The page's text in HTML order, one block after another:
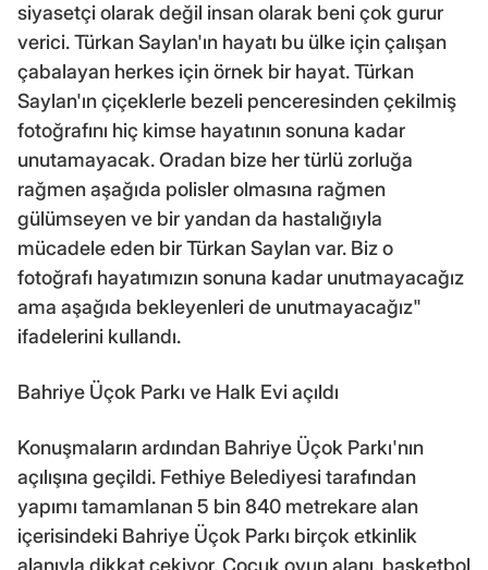
siyasetçi olarak değil insan olarak beni çok gurur
verici. Türkan Saylan'ın hayatı bu ülke için çalışan
çabalayan herkes için örnek bir hayat. Türkan
Saylan'ın çiçeklerle bezeli penceresinden çekilmiş
fotoğrafını hiç kimse hayatının sonuna kadar
unutamayacak. Oradan bize her türlü zorluğa
rağmen aşağıda polisler olmasına rağmen
gülümseyen ve bir yandan da hastalığıyla
mücadele eden bir Türkan Saylan var. Biz o
fotoğrafı hayatımızın sonuna kadar unutmayacağız
ama aşağıda bekleyenleri de unutmayacağız"
ifadelerini kullandı.
Bahriye Üçok Parkı ve Halk Evi açıldı
Konuşmaların ardından Bahriye Üçok Parkı'nın
açılışına geçildi. Fethiye Belediyesi tarafından
yapımı tamamlanan 5 bin 840 metrekare alan
içerisindeki Bahriye Üçok Parkı birçok etkinlik